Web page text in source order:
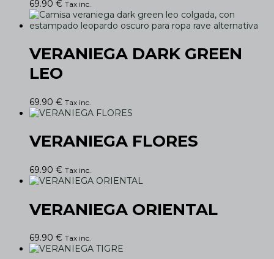
69.90 € Tax inc.
VERANIEGA DARK GREEN
LEO
69.90 € Tax inc.
VERANIEGA FLORES
69.90 € Tax inc.
VERANIEGA ORIENTAL
69.90 € Tax inc.